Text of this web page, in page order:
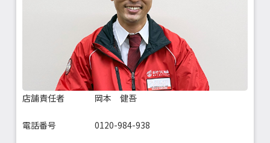
店舗責任者 岡本 健吾
電話番号 0120-984-938